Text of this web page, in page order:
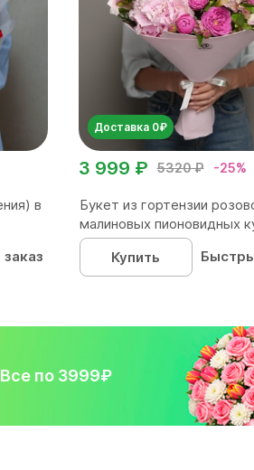
в
Доставка 0₽
5320 ₽ -25%
3 999 ₽
Букет из гортензии
малиновых пионовидных
Купить
Все по 3999₽